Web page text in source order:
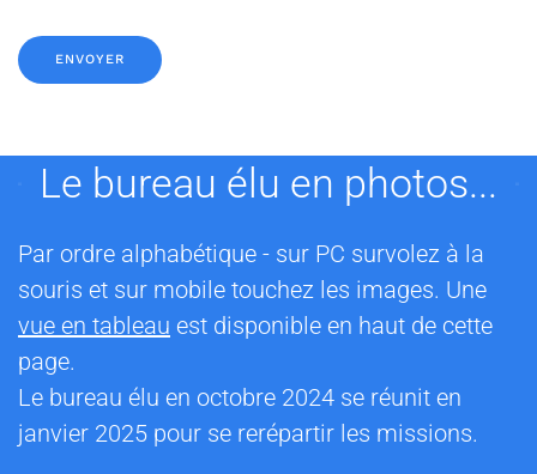
ENVOYER
Le bureau élu en photos...
Par ordre alphabétique - sur PC survolez à la
souris et sur mobile touchez les images. Une
vue en tableau est disponible en haut de cette
page.
Le bureau élu en octobre 2024 se réunit en
janvier 2025 pour se rerépartir les missions.